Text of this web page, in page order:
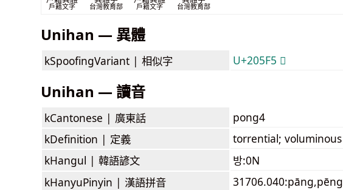
戶籍文字 台灣教育部 戶籍文字 台灣教育部
Unihan — 異體
kSpoofingVariant | 相似字 U+205F5 𠗵
Unihan — 讀音
kCantonese | 廣東話
pong4
kDefinition | 定義
torrential; voluminous
kHangul | 韓語諺文
방:0N
kHanyuPinyin | 漢語拼音
31706.040:pāng,pēng